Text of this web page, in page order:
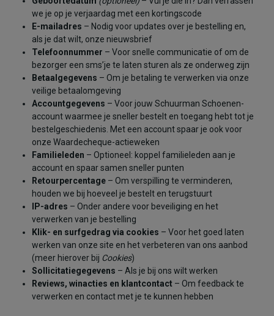
we je op je verjaardag met een kortingscode
E-mailadres – Nodig voor updates over je bestelling en,
als je dat wilt, onze nieuwsbrief
Telefoonnummer – Voor snelle communicatie of om de
bezorger een sms’je te laten sturen als ze onderweg zijn
Betaalgegevens – Om je betaling te verwerken via onze
veilige betaalomgeving
Accountgegevens – Voor jouw Schuurman Schoenen-
account waarmee je sneller bestelt en toegang hebt tot je
bestelgeschiedenis. Met een account spaar je ook voor
onze Waardecheque-actieweken
Familieleden – Optioneel: koppel familieleden aan je
account en spaar samen sneller punten
Retourpercentage – Om verspilling te verminderen,
houden we bij hoeveel je bestelt en terugstuurt
IP-adres – Onder andere voor beveiliging en het
verwerken van je bestelling
Klik- en surfgedrag via cookies – Voor het goed laten
werken van onze site en het verbeteren van ons aanbod
(meer hierover bij Cookies)
Sollicitatiegegevens – Als je bij ons wilt werken
Reviews, winacties en klantcontact – Om feedback te
verwerken en contact met je te kunnen hebben